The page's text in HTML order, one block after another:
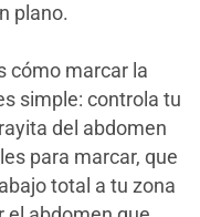
plano.
cómo marcar la
simple: controla tu
del abdomen
para marcar, que
total a tu zona